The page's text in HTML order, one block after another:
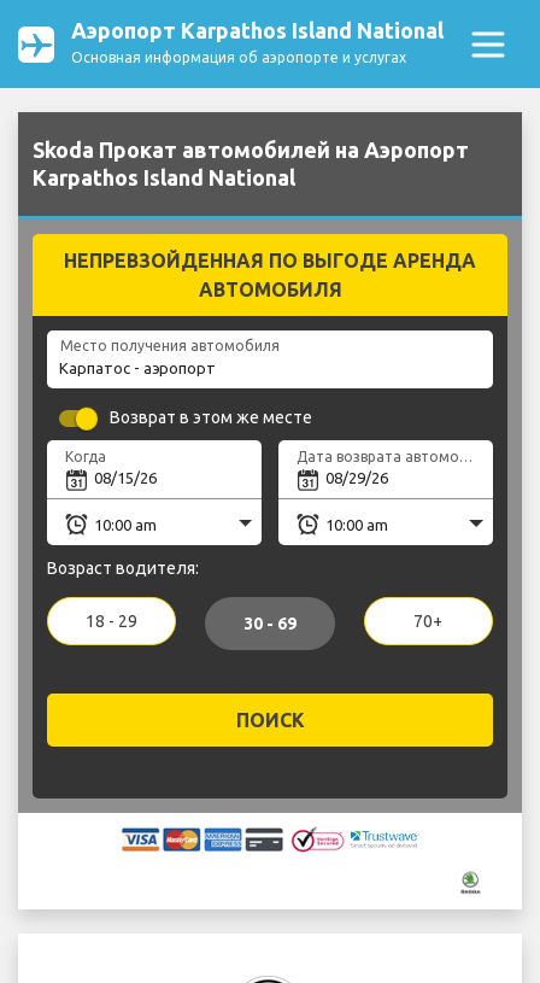
Аэропорт Karpathos Island National
Основная информация об аэропорте и услугах
Skoda Прокат автомобилей на Аэропорт
Karpathos Island National
НЕПРЕВЗОЙДЕННАЯ ПО ВЫГОДЕ АРЕНДА
АВТОМОБИЛЯ
Место получения автомобиля
Возврат в этом же месте
Когда Дата возврата автомобиля
Возраст водителя:
18 - 29 30 - 69 70+
ПОИСК